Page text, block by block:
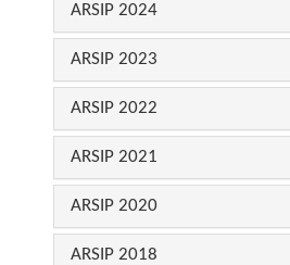
ARSIP 2024
ARSIP 2023
ARSIP 2022
ARSIP 2021
ARSIP 2020
ARSIP 2018